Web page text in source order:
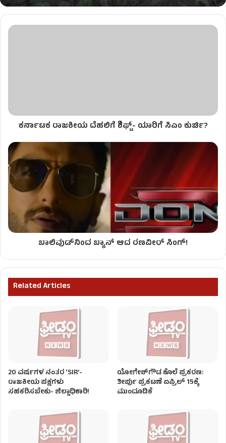
ಕರ್ನಾಟಕ ರಾಜಕೀಯ ದೆಹಲಿಗೆ ಶಿಫ್ಟ್- ಯಾರಿಗೆ ಸಿಎಂ ಕುರ್ಚಿ?
ಬಾಲಿವುಡ್‌ನಿಂದ ಬ್ಯಾನ್ ಆದ ರಣವೀರ್ ಸಿಂಗ್!
Related Articles
20 ವರ್ಷಗಳ ನಂತರ ‘SIR’-
ರಾಜಕೀಯ ಪಕ್ಷಗಳು
ಸಹಕರಿಸಬೇಕು- ಜಿಲ್ಲಾಧಿಕಾರಿ!
ಯೋಗೇಶ್‌ಗೌಡ ಕೊಲೆ ಪ್ರಕರಣ:
ತೀರ್ಪು ಪ್ರಕಟಣೆ ಏಪ್ರಿಲ್ 15ಕ್ಕೆ
ಮುಂದೂಡಿಕೆ